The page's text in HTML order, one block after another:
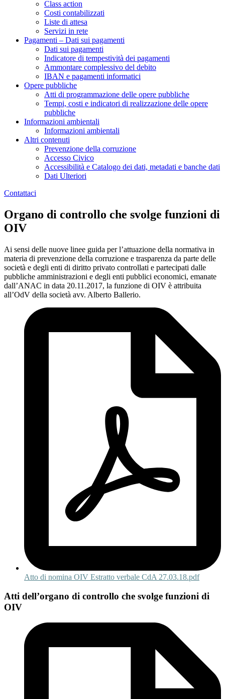
Class action
Costi contabilizzati
Liste di attesa
Servizi in rete
Pagamenti – Dati sui pagamenti
Dati sui pagamenti
Indicatore di tempestività dei pagamenti
Ammontare complessivo del debito
IBAN e pagamenti informatici
Opere pubbliche
Atti di programmazione delle opere pubbliche
Tempi, costi e indicatori di realizzazione delle opere
pubbliche
Informazioni ambientali
Informazioni ambientali
Altri contenuti
Prevenzione della corruzione
Accesso Civico
Accessibilità e Catalogo dei dati, metadati e banche dati
Dati Ulteriori
Contattaci
Organo di controllo che svolge funzioni di
OIV
Ai sensi delle nuove linee guida per l’attuazione della normativa in
materia di prevenzione della corruzione e trasparenza da parte delle
società e degli enti di diritto privato controllati e partecipati dalle
pubbliche amministrazioni e degli enti pubblici economici, emanate
dall’ANAC in data 20.11.2017, la funzione di OIV è attribuita
all’OdV della società avv. Alberto Ballerio.
Atto di nomina OIV Estratto verbale CdA 27.03.18.pdf
Atti dell’organo di controllo che svolge funzioni di
OIV